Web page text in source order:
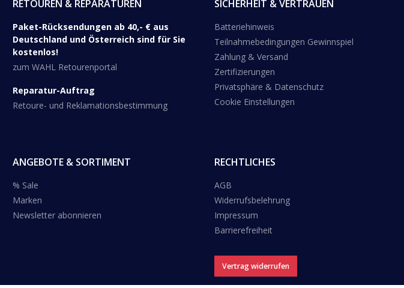
RETOUREN & REPARATUREN
Paket-Rücksendungen ab 40,- € aus
Deutschland und Österreich sind für Sie
kostenlos!
zum WAHL Retourenportal
Reparatur-Auftrag
Retoure- und Reklamationsbestimmung
SICHERHEIT & VERTRAUEN
Batteriehinweis
Teilnahmebedingungen Gewinnspiel
Zahlung & Versand
Zertifizierungen
Privatsphäre & Datenschutz
Cookie Einstellungen
ANGEBOTE & SORTIMENT
% Sale
Marken
Newsletter abonnieren
RECHTLICHES
AGB
Widerrufsbelehrung
Impressum
Barrierefreiheit
Vertrag widerrufen